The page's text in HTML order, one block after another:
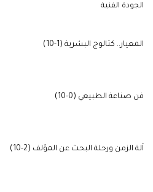
الجودة الفنية
المعيار.. كتالوج البشرية (1-10)
فن صناعة الطبيعي (0-10)
آلة الزمن ورحلة البحث عن المؤلف (2-10)